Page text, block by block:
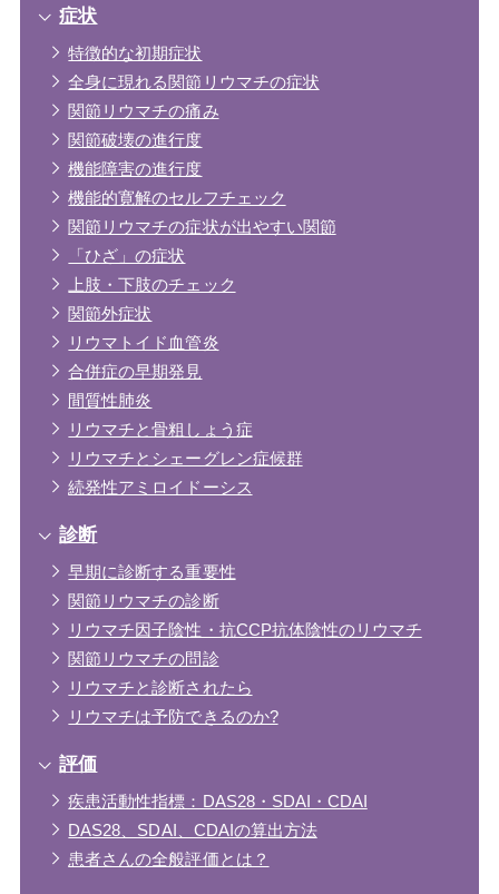
症状
特徴的な初期症状
全身に現れる関節リウマチの症状
関節リウマチの痛み
関節破壊の進行度
機能障害の進行度
機能的寛解のセルフチェック
関節リウマチの症状が出やすい関節
「ひざ」の症状
上肢・下肢のチェック
関節外症状
リウマトイド血管炎
合併症の早期発見
間質性肺炎
リウマチと骨粗しょう症
リウマチとシェーグレン症候群
続発性アミロイドーシス
診断
早期に診断する重要性
関節リウマチの診断
リウマチ因子陰性・抗CCP抗体陰性のリウマチ
関節リウマチの問診
リウマチと診断されたら
リウマチは予防できるのか?
評価
疾患活動性指標：DAS28・SDAI・CDAI
DAS28、SDAI、CDAIの算出方法
患者さんの全般評価とは？